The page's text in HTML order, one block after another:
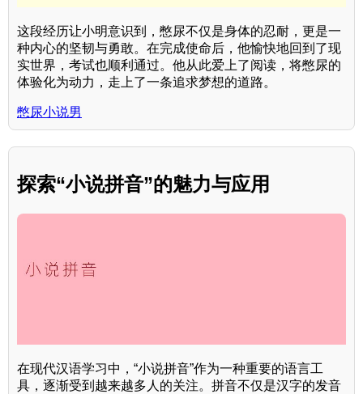
这段经历让小明意识到，憋尿不仅是身体的忍耐，更是一
种内心的坚韧与勇敢。在完成使命后，他愉快地回到了现
实世界，考试也顺利通过。他从此爱上了阅读，将憋尿的
体验化为动力，走上了一条追求梦想的道路。
憋尿小说男
探索“小说拼音”的魅力与应用
在现代汉语学习中，“小说拼音”作为一种重要的语言工
具，逐渐受到越来越多人的关注。拼音不仅是汉字的发音